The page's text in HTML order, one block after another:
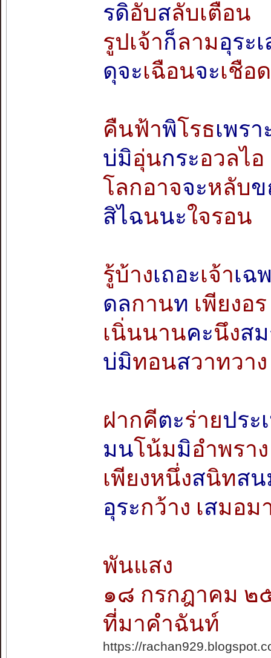
รดิอับสลับเตือน
รูปเจ้าก็ลามอุระ
ดุจะเฉือนจะเชือ
คืนฟ้าพิโรธเพร
บ่มิอุ่นกระอวลไอ
โลกอาจจะหลับ
สิไฉนนะใจรอน
รู้บ้างเถอะเจ้าเฉ
ดลกานท เพียงอร
เนิ่นนานคะนึงส
บ่มิทอนสวาทวาง
ฝากคีตะร่ายประ
มนโน้มมิอำพราง
เพียงหนึ่งสนิทส
อุระกว้าง เสมอม
พันแสง
๑๘ กรกฎาคม ๒
ที่มาคำฉันท์
https://